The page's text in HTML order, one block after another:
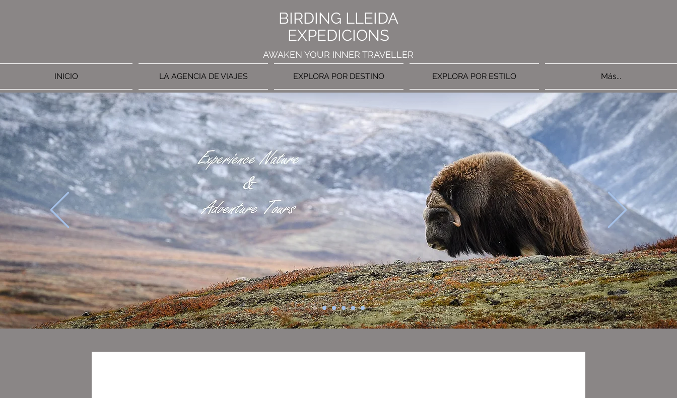
BIRDING LLEIDA
EXPEDICIONS
AWAKEN YOUR INNER TRAVELLER
INICIO LA AGENCIA DE VIAJES EXPLORA POR DESTINO EXPLORA POR ESTILO Más...